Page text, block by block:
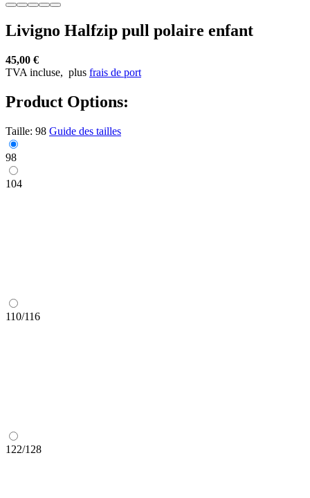
Livigno Halfzip pull polaire enfant
45,00 €
TVA incluse, plus frais de port
Product Options:
Taille: 98 Guide des tailles
98
104
110/116
122/128